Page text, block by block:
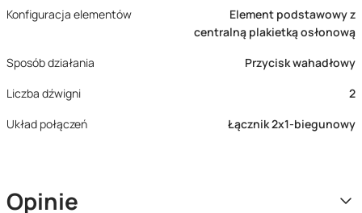
Konfiguracja elementów
Element podstawowy z
centralną plakietką osłonową
Sposób działania
Przycisk wahadłowy
Liczba dźwigni
2
Układ połączeń
Łącznik 2x1-biegunowy
Opinie